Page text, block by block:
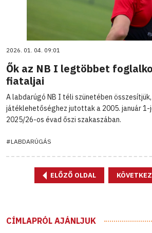
2026. 01. 04. 09:01
Ők az NB I legtöbbet
fiataljai
A labdarúgó NB I téli szünetében összesítjük,
játéklehetőséghez jutottak a 2005. január
2025/26-os évad őszi szakaszában.
#LABDARÚGÁS
ELŐZŐ OLDAL
CÍMLAPRÓL AJÁNLJUK